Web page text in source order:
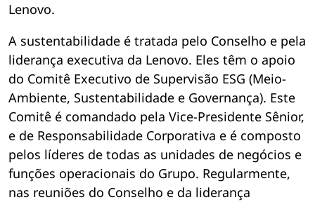
Lenovo.
A sustentabilidade é tratada pelo Conselho e pela
liderança executiva da Lenovo. Eles têm o apoio
do Comitê Executivo de Supervisão ESG (Meio-
Ambiente, Sustentabilidade e Governança). Este
Comitê é comandado pela Vice-Presidente Sênior,
e de Responsabilidade Corporativa e é composto
pelos líderes de todas as unidades de negócios e
funções operacionais do Grupo. Regularmente,
nas reuniões do Conselho e da liderança